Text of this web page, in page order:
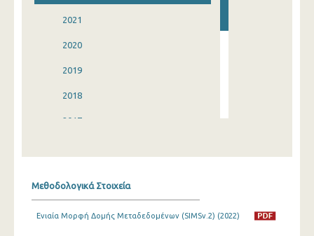
2021
2020
2019
2018
2017
2013
Μεθοδολογικά Στοιχεία
Ενιαία Μορφή Δομής Μεταδεδομένων (SIMSv.2) (2022)